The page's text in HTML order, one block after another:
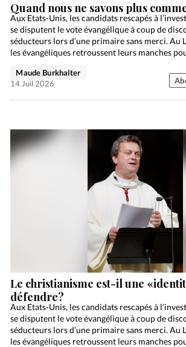
Quand nous ne savons plus
Aux Etats-Unis, les candidats rescapés à
se disputent le vote évangélique à coup de
séducteurs lors d’une primaire sans merci. Au
les évangéliques retroussent leurs manches
Maude Burkhalter
14 Juil 2026
Le christianisme est-il une
défendre?
Aux Etats-Unis, les candidats rescapés à
se disputent le vote évangélique à coup de
séducteurs lors d’une primaire sans merci. Au
les évangéliques retroussent leurs manches